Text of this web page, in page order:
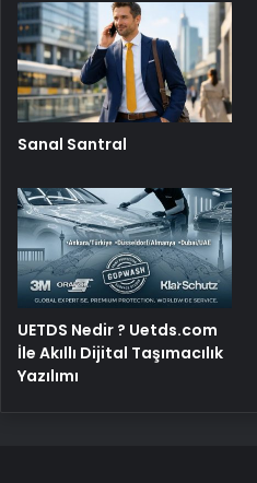
Sanal Santral
UETDS Nedir ? Uetds.com
İle Akıllı Dijital Taşımacılık
Yazılımı